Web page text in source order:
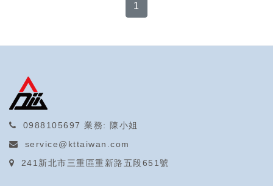
1
0988105697 業務: 陳小姐
service@kttaiwan.com
241新北市三重區重新路五段651號